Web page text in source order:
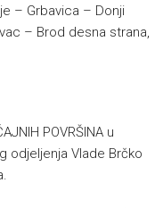
– Grbavica – Donji
– Brod desna strana,
POVRŠINA u
odjeljenja Vlade Brčko